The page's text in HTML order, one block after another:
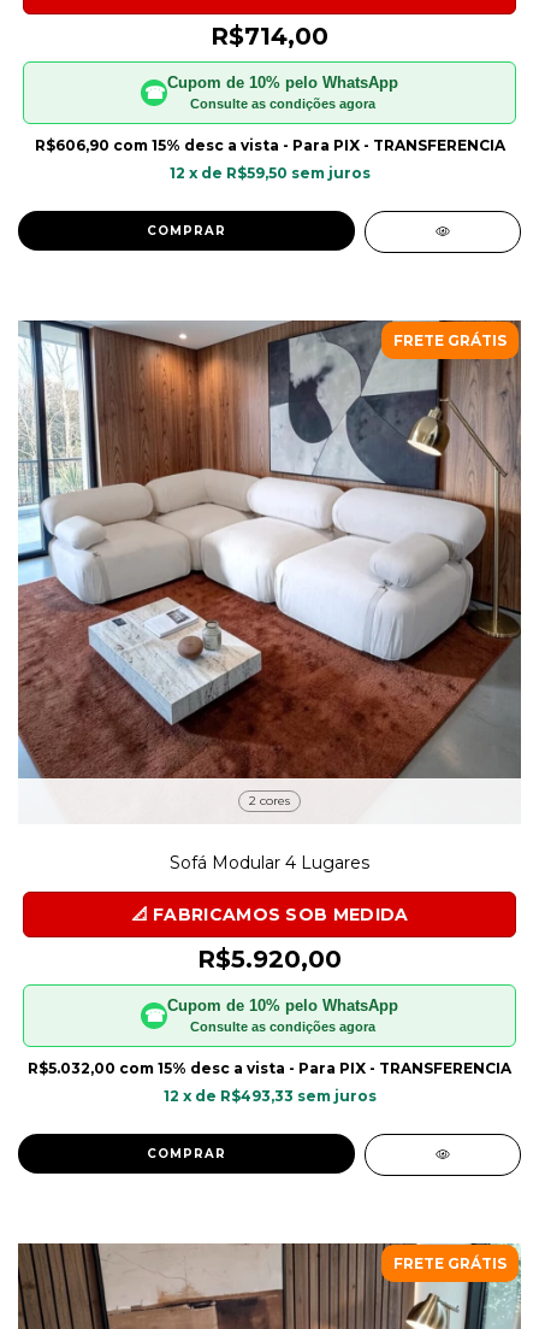
R$714,00
☎
Cupom de 10% pelo WhatsApp
Consulte as condições agora
R$606,90 com 15% desc a vista - Para PIX - TRANSFERENCIA
12 x de R$59,50 sem juros
COMPRAR
FRETE GRÁTIS
2 cores
Sofá Modular 4 Lugares
R$5.920,00
☎
Cupom de 10% pelo WhatsApp
Consulte as condições agora
R$5.032,00 com 15% desc a vista - Para PIX - TRANSFERENCIA
12 x de R$493,33 sem juros
COMPRAR
FRETE GRÁTIS